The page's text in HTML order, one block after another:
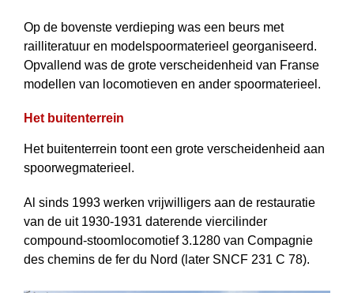
Op de bovenste verdieping was een beurs met
railliteratuur en modelspoor­materieel georganiseerd.
Opvallend was de grote verscheidenheid van Franse
modellen van locomotieven en ander spoormaterieel.
Het buitenterrein
Het buitenterrein toont een grote verscheidenheid aan
spoorwegmaterieel.
Al sinds 1993 werken vrijwilligers aan de restauratie
van de uit 1930-1931 daterende viercilinder
compound-stoomlocomotief 3.1280 van Compagnie
des chemins de fer du Nord (later SNCF 231 C 78).